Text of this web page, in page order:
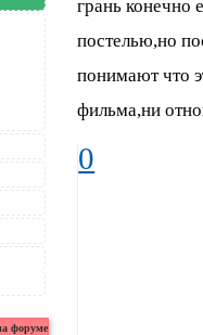
грань конечно
постелью,но
понимают что
фильма,ни
0